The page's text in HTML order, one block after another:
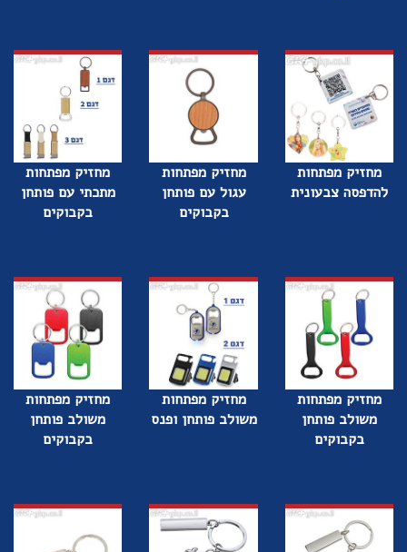
מחזיק מפתחות
להדפסה צבעונית
מחזיק מפתחות
עגול עם פותחן
בקבוקים
מחזיק מפתחות
מתכתי עם פותחן
בקבוקים
מחזיק מפתחות
משולב פותחן
בקבוקים
מחזיק מפתחות
משולב פותחן ופנס
מחזיק מפתחות
משולב פותחן
בקבוקים